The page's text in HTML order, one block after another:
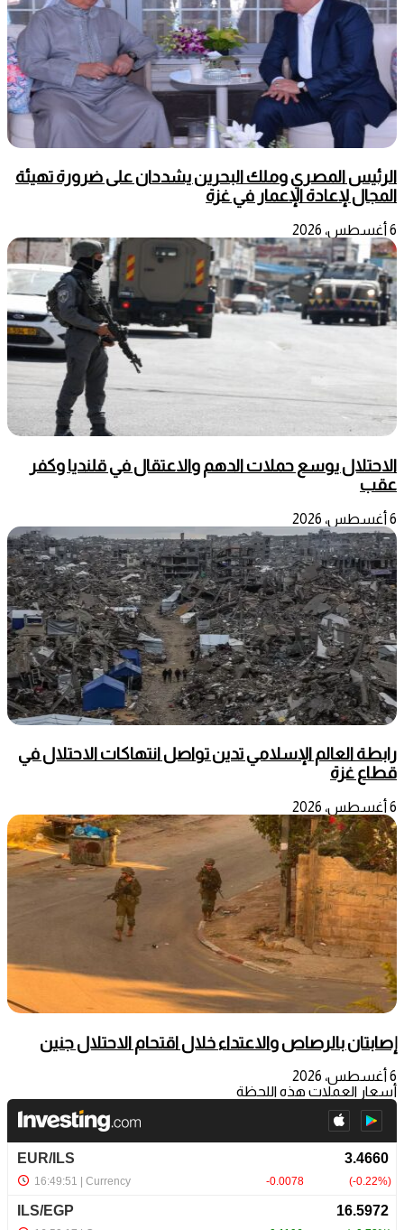
الرئيس المصري وملك البحرين يشددان على ضرورة تهيئة
المجال لإعادة الإعمار في غزة
6 أغسطس، 2026
الاحتلال يوسع حملات الدهم والاعتقال في قلنديا وكفر
عقب
6 أغسطس، 2026
رابطة العالم الإسلامي تدين تواصل انتهاكات الاحتلال في
قطاع غزة
6 أغسطس، 2026
إصابتان بالرصاص والاعتداء خلال اقتحام الاحتلال جنين
6 أغسطس، 2026
أسعار العملات هذه اللحظة